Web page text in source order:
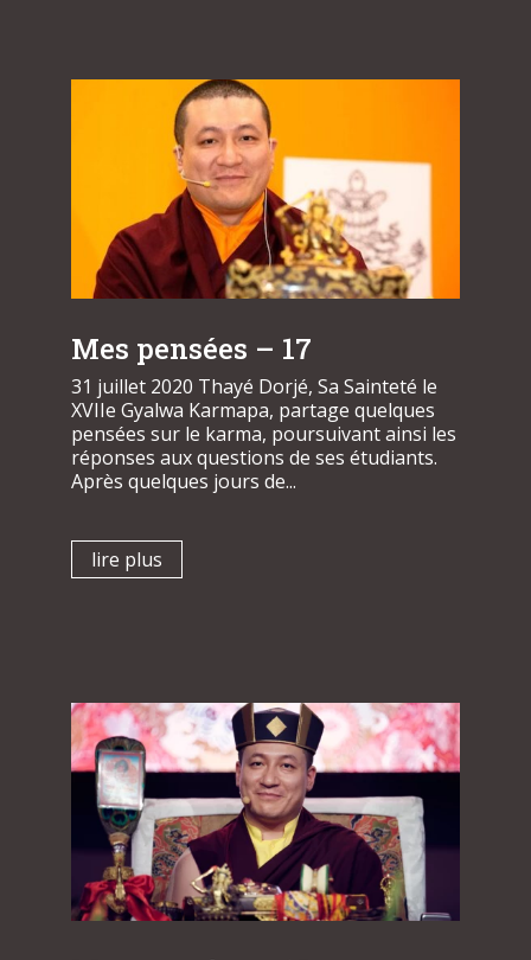
Mes pensées – 17
31 juillet 2020 Thayé Dorjé, Sa Sainteté le
XVIIe Gyalwa Karmapa, partage quelques
pensées sur le karma, poursuivant ainsi les
réponses aux questions de ses étudiants.
Après quelques jours de...
lire plus